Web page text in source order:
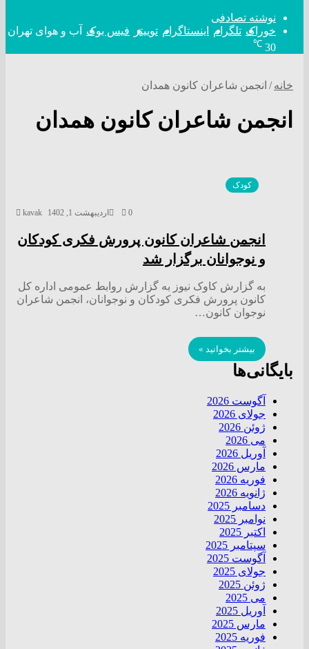
نوشته تصادفی
خوراک تلگرام اینستاگرام توییتر فیس بوک
آب و هوای تهران
30
℃
خانه / انجمن شاعران کانون همدان
انجمن شاعران کانون همدان
کودک
kavak اردیبهشت 1, 1402 0
انجمن شاعران کانون پرورش فکری کودکان
و نوجوانان برگزار شد
به گزارش کاوک نیوز به گزارش روابط عمومی اداره کل
کانون پرورش فکری کودکان و نوجوانان، انجمن شاعران
نوجوان کانون…
بیشتر بخوانید »
بایگانی‌ها
آگوست 2026
جولای 2026
ژوئن 2026
می 2026
آوریل 2026
مارس 2026
فوریه 2026
ژانویه 2026
دسامبر 2025
نوامبر 2025
اکتبر 2025
سپتامبر 2025
آگوست 2025
جولای 2025
ژوئن 2025
می 2025
آوریل 2025
مارس 2025
فوریه 2025